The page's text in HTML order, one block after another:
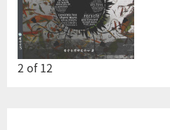
2 of12